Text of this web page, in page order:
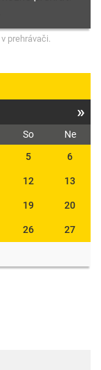
v prehrávači.
»
So
Ne
5 6
12 13
19 20
26 27